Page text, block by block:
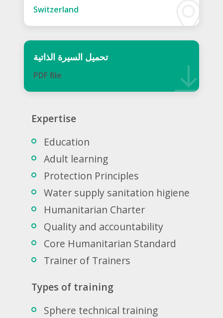
Switzerland
تحميل السيرة الذاتية
PDF ﬁle
Expertise
Education
Adult learning
Protection Principles
Water supply sanitation higiene
Humanitarian Charter
Quality and accountability
Core Humanitarian Standard
Trainer of Trainers
Types of training
Sphere technical training